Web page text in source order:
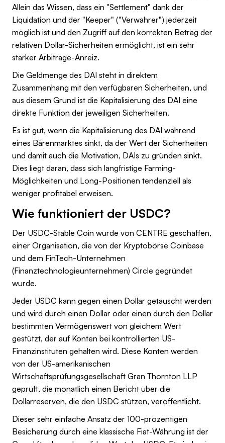
Allein das Wissen, dass ein "Settlement" dank der
Liquidation und der "Keeper" ("Verwahrer") jederzeit
möglich ist und den Zugriff auf den korrekten Betrag der
relativen Dollar-Sicherheiten ermöglicht, ist ein sehr
starker Arbitrage-Anreiz.
Die Geldmenge des DAI steht in direktem
Zusammenhang mit den verfügbaren Sicherheiten, und
aus diesem Grund ist die Kapitalisierung des DAI eine
direkte Funktion der jeweiligen Sicherheiten.
Es ist gut, wenn die Kapitalisierung des DAI während
eines Bärenmarktes sinkt, da der Wert der Sicherheiten
und damit auch die Motivation, DAIs zu gründen sinkt.
Dies liegt daran, dass sich langfristige Farming-
Möglichkeiten und Long-Positionen tendenziell als
weniger profitabel erweisen.
Wie funktioniert der USDC?
Der USDC-Stable Coin wurde von CENTRE geschaffen,
einer Organisation, die von der Kryptobörse Coinbase
und dem FinTech-Unternehmen
(Finanztechnologieunternehmen) Circle gegründet
wurde.
Jeder USDC kann gegen einen Dollar getauscht werden
und wird durch einen Dollar oder einen durch den Dollar
bestimmten Vermögenswert von gleichem Wert
gestützt, der auf Konten bei kontrollierten US-
Finanzinstituten gehalten wird. Diese Konten werden
von der US-amerikanischen
Wirtschaftsprüfungsgesellschaft Gran Thornton LLP
geprüft, die monatlich einen Bericht über die
Dollarreserven, die den USDC stützen, veröffentlicht.
Dieser sehr einfache Ansatz der 100-prozentigen
Besicherung durch eine klassische Fiat-Währung ist der